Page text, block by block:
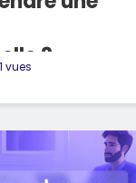
?
vues